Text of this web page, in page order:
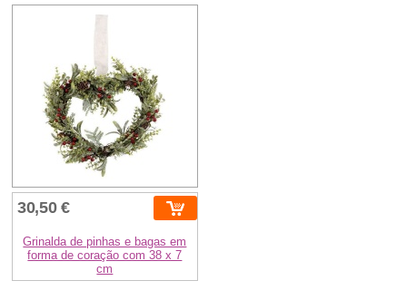
30,50 €
Grinalda de pinhas e bagas em
forma de coração com 38 x 7
cm